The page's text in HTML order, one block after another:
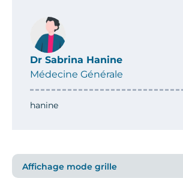
Dr Sabrina Hanine
Médecine Générale
hanine